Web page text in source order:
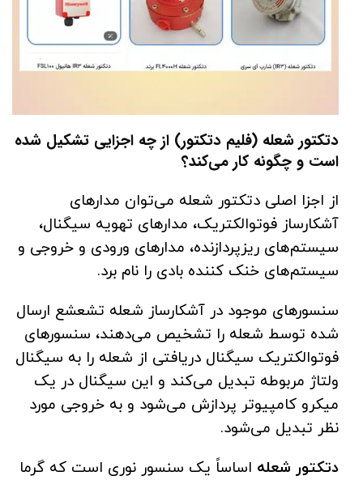
دتکتور شعله (فلیم دتکتور) از چه اجزایی تشکیل شده
است و چگونه کار می‌کند؟
از اجزا اصلی دتکتور شعله می‌توان مدارهای
آشکارساز فوتوالکتریک، مدارهای تهویه سیگنال،
سیستم‌های ریزپردازنده، مدارهای ورودی و خروجی و
سیستم‌های خنک کننده بادی را نام برد.
سنسورهای موجود در آشکارساز شعله تشعشع ارسال
شده توسط شعله را تشخیص می‌دهند، سنسورهای
فوتوالکتریک سیگنال دریافتی از شعله را به سیگنال
ولتاژ مربوطه تبدیل می‌کند و این سیگنال در یک
میکرو کامپیوتر پردازش می‌شود و به خروجی مورد
نظر تبدیل می‌شود.
دتکتور شعله اساساً یک سنسور نوری است که گرما